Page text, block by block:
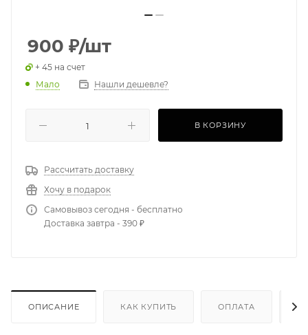
900 ₽/шт
+ 45 на счет
Мало
Нашли дешевле?
В КОРЗИНУ
Рассчитать доставку
Хочу в подарок
Самовывоз сегодня - бесплатно
Доставка завтра - 390 ₽
ОПИСАНИЕ КАК КУПИТЬ ОПЛАТА